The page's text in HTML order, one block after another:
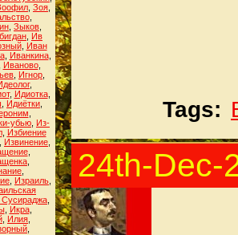
Зоя
,
Зыков
Ив
, Иван
, Иванкина,
Иваново,
Игнор
,
, Идиотка,
Идиётки
убью Из-
, Избиение
Извинение
,
Израиль
Сусираджа
, Икра,
Илия
Tags:
24th-Dec-